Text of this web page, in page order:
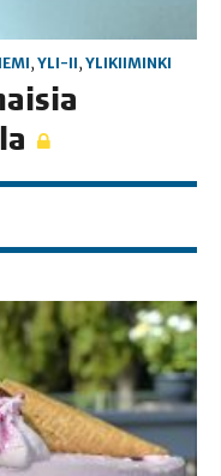
, YLI-II, YLIKIIMINKI